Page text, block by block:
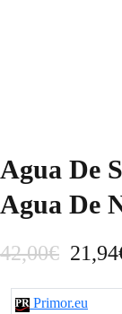
Agua De
Agua De
42,00€ E
l
21,94
Primor.eu